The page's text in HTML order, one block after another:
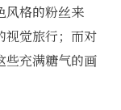
风格的粉丝来
视觉旅行；而对
些充满糖气的画